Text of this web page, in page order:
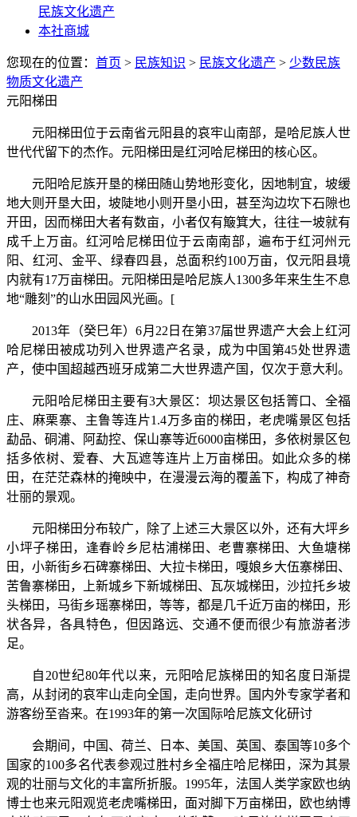
民族文化遗产
本社商城
您现在的位置： 首页 > 民族知识 > 民族文化遗产 > 少数民族
物质文化遗产
元阳梯田
元阳梯田位于云南省元阳县的哀牢山南部，是哈尼族人世
世代代留下的杰作。元阳梯田是红河哈尼梯田的核心区。
元阳哈尼族开垦的梯田随山势地形变化，因地制宜，坡缓
地大则开垦大田，坡陡地小则开垦小田，甚至沟边坎下石隙也
开田，因而梯田大者有数亩，小者仅有簸箕大，往往一坡就有
成千上万亩。红河哈尼梯田位于云南南部，遍布于红河州元
阳、红河、金平、绿春四县，总面积约100万亩，仅元阳县境
内就有17万亩梯田。元阳梯田是哈尼族人1300多年来生生不息
地“雕刻”的山水田园风光画。[
2013年（癸巳年）6月22日在第37届世界遗产大会上红河
哈尼梯田被成功列入世界遗产名录，成为中国第45处世界遗
产，使中国超越西班牙成第二大世界遗产国，仅次于意大利。
元阳哈尼梯田主要有3大景区：坝达景区包括箐口、全福
庄、麻栗寨、主鲁等连片1.4万多亩的梯田，老虎嘴景区包括
勐品、硐浦、阿勐控、保山寨等近6000亩梯田，多依树景区包
括多依树、爱春、大瓦遮等连片上万亩梯田。如此众多的梯
田，在茫茫森林的掩映中，在漫漫云海的覆盖下，构成了神奇
壮丽的景观。
元阳梯田分布较广，除了上述三大景区以外，还有大坪乡
小坪子梯田，逢春岭乡尼枯浦梯田、老曹寨梯田、大鱼塘梯
田，小新街乡石碑寨梯田、大拉卡梯田，嘎娘乡大伍寨梯田、
苦鲁寨梯田，上新城乡下新城梯田、瓦灰城梯田，沙拉托乡坡
头梯田，马街乡瑶寨梯田，等等，都是几千近万亩的梯田，形
状各异，各具特色，但因路远、交通不便而很少有旅游者涉
足。
自20世纪80年代以来，元阳哈尼族梯田的知名度日渐提
高，从封闭的哀牢山走向全国，走向世界。国内外专家学者和
游客纷至沓来。在1993年的第一次国际哈尼族文化研讨
会期间，中国、荷兰、日本、美国、英国、泰国等10多个
国家的100多名代表参观过胜村乡全福庄哈尼梯田，深为其景
观的壮丽与文化的丰富所折服。1995年，法国人类学家欧也纳
博士也来元阳观览老虎嘴梯田，面对脚下万亩梯田，欧也纳博